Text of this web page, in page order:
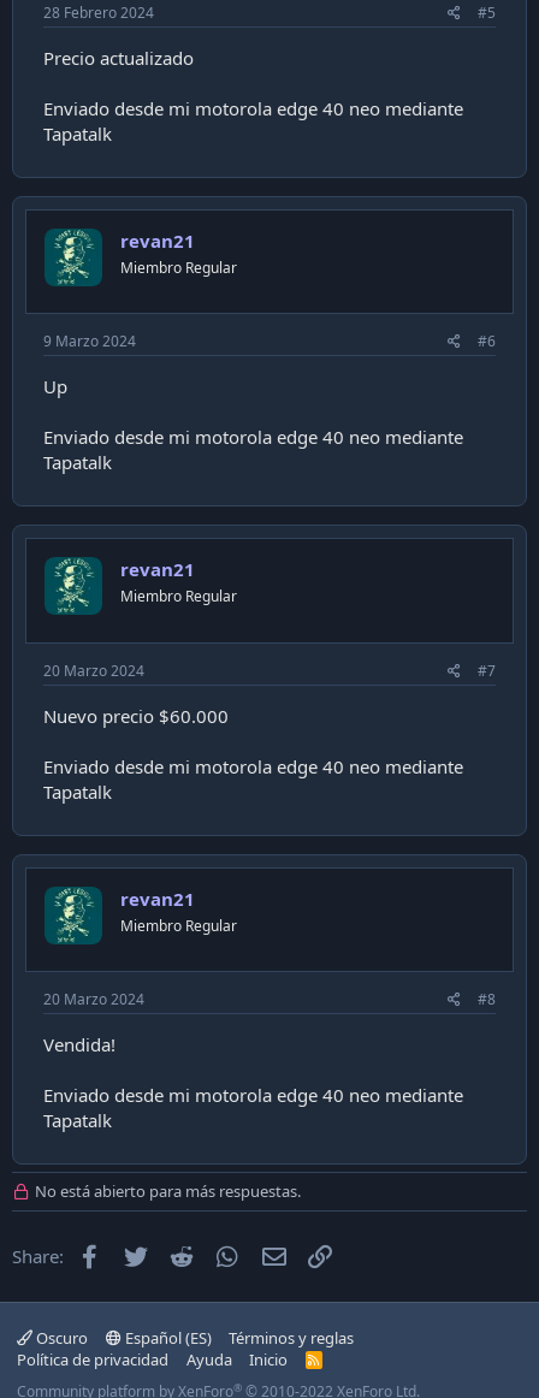
28 Febrero 2024 #5
Precio actualizado
Enviado desde mi motorola edge 40 neo mediante
Tapatalk
revan21
Miembro Regular
9 Marzo 2024 #6
Up
Enviado desde mi motorola edge 40 neo mediante
Tapatalk
revan21
Miembro Regular
20 Marzo 2024 #7
Nuevo precio $60.000
Enviado desde mi motorola edge 40 neo mediante
Tapatalk
revan21
Miembro Regular
20 Marzo 2024 #8
Vendida!
Enviado desde mi motorola edge 40 neo mediante
Tapatalk
No está abierto para más respuestas.
Share: Facebook
Twitter Reddit WhatsApp
Email
Oscuro Español (ES)
Términos y reglas
Política de privacidad
Ayuda Inicio
R
S
Community platform by XenForo® © 2010-2022 XenForo Ltd.